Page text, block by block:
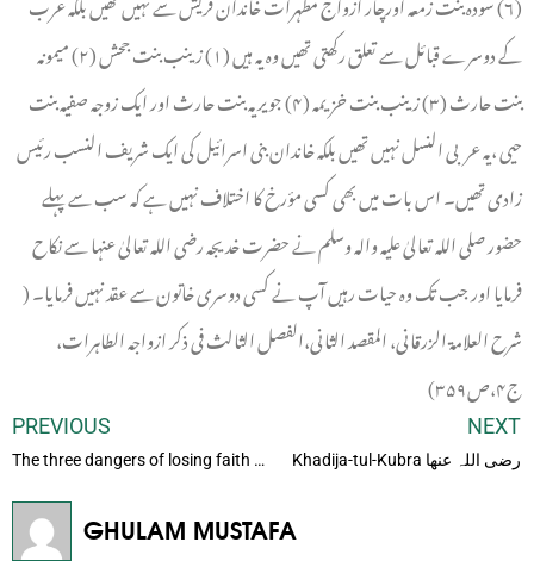
کے دوسرے قبائل سے تعلق رکھتی تھیں وہ یہ ہیں (۱) زینب بنت جحش (۲) میمونہ
بنت حارث (۳) زینب بنت خزیمہ (۴) جویریہ بنت حارث اور ایک زوجہ صفیہ بنت
حیی ،یہ عربی النسل نہیں تھیں بلکہ خاندان بنی اسرائیل کی ایک شریف النسب رئیس
زادی تھیں۔ اس بات میں بھی کسی مؤرخ کا اختلاف نہیں ہے کہ سب سے پہلے
حضور صلی اللہ تعالیٰ علیہ والہ وسلم نے حضرت خدیجہ رضی اللہ تعالیٰ عنہا سے نکاح
فرمایا اور جب تک وہ حیات رہیں آپ نے کسی دوسری خاتون سے عقد نہیں فرمایا۔ (
شرح العلامۃ الزرقانی، المقصد الثانی،الفصل الثالث فی ذکر ازواجہ الطاہرات،
ج۴،ص۳۵۹)
PREVIOUS
The three dangers of losing faith in Islam
NEXT
Khadija-tul-Kubra رضی اللہ عنھا
GHULAM MUSTAFA